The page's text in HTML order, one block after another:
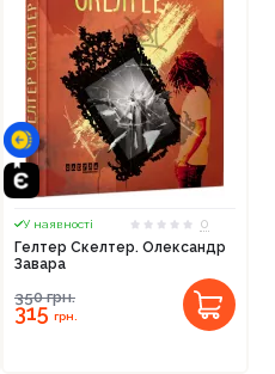
У наявності
0
Гелтер Скелтер. Олександр
Завара
350грн.
315грн.